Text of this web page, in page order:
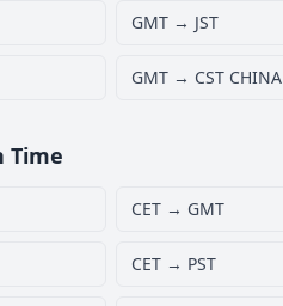
GMT → JST
GMT → CST CHINA
Time
CET → GMT
CET → PST